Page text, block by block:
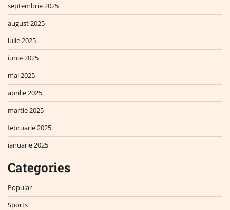
septembrie 2025
august 2025
iulie 2025
iunie 2025
mai 2025
aprilie 2025
martie 2025
februarie 2025
ianuarie 2025
Categories
Popular
Sports